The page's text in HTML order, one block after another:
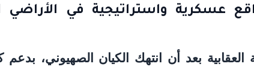
عسكرية واستراتيجية في الأراضي
بعد أن انتهك الكيان الصهيوني، بدعم